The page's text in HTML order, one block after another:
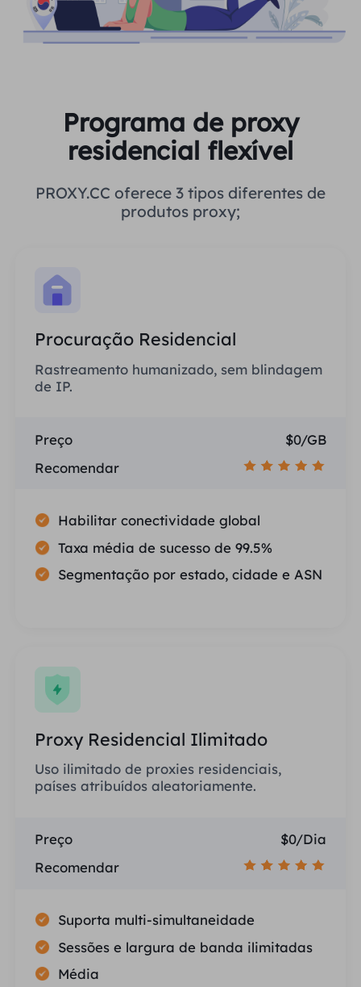
Programa de proxy
residencial flexível
PROXY.CC oferece 3 tipos diferentes de
produtos proxy;
Procuração Residencial
Rastreamento humanizado, sem blindagem
de IP.
Preço
$0/GB
Recomendar
Habilitar conectividade global
Taxa média de sucesso de 99.5%
Segmentação por estado, cidade e ASN
Proxy Residencial Ilimitado
Uso ilimitado de proxies residenciais,
países atribuídos aleatoriamente.
Preço
$0/Dia
Recomendar
Suporta multi-simultaneidade
Sessões e largura de banda ilimitadas
Média